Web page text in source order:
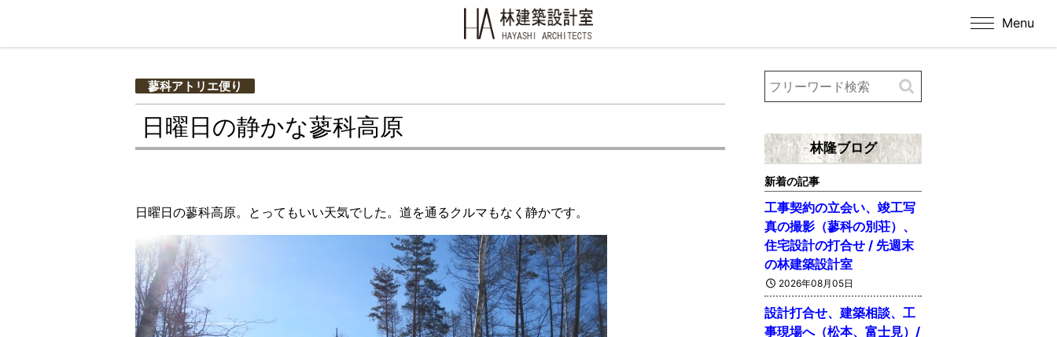
Menu
蓼科アトリエ便り
日曜日の静かな蓼科高原
日曜日の蓼科高原。とってもいい天気でした。道を通るクルマもなく静かです。
林隆ブログ
新着の記事
工事契約の立会い、竣工写
真の撮影（蓼科の別荘）、
住宅設計の打合せ / 先週末
の林建築設計室
2026年08月05日
設計打合せ、建築相談、工
事現場へ（松本、富士見）/